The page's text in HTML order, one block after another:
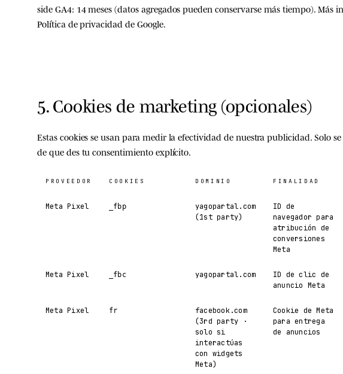
side GA4: 14 meses (datos agregados pueden conservarse más tiempo). Más
Política de privacidad de Google.
5. Cookies de marketing (opcionales)
Estas cookies se usan para medir la efectividad de nuestra publicidad. Solo
de que des tu consentimiento explícito.
PROVEEDOR COOKIES DOMINIO FINALIDAD
Meta Pixel _fbp
yagopartal.com
(1st party)
ID de
navegador para
atribución de
conversiones
Meta
Meta Pixel _fbc yagopartal.com
ID de clic de
anuncio Meta
Meta Pixel fr
facebook.com
(3rd party ·
solo si
interactúas
con widgets
Meta)
Cookie de Meta
para entrega
de anuncios